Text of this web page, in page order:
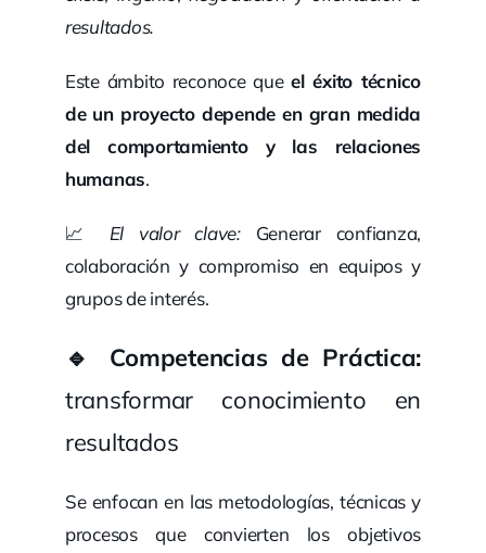
resultados.
Este ámbito reconoce queel éxito técnico
de un proyecto depende en gran medida
del comportamiento y las relaciones
humanas.
📈 El valor clave: Generar confianza,
colaboración y compromiso en equipos y
grupos de interés.
🔹 Competencias de Práctica:
transformar conocimiento en
resultados
Se enfocan en las metodologías, técnicas y
procesos que convierten los objetivos